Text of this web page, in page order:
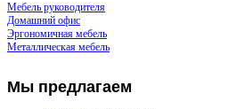
Мебель руководителя
Домашний офис
Эргономичная мебель
Металлическая мебель
Мы предлагаем